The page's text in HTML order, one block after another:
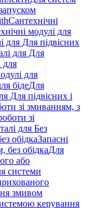
Сантехнічні
модулі для
для Для підвісних
для Для
для
для
бідеДля
Для підвісних і
зі змиванням, з
зі
для Без
обідкаЗапасні
без обідкаДля
або
системи
змивом
керування